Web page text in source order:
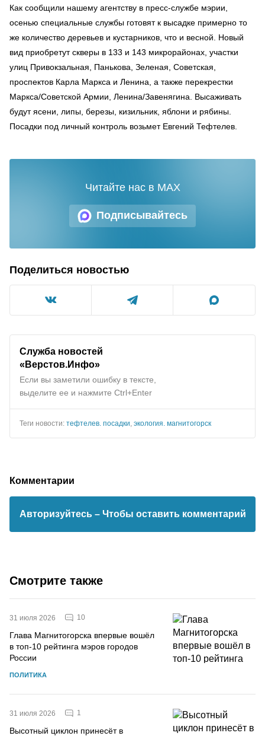
Как сообщили нашему агентству в пресс-службе мэрии,
осенью специальные службы готовят к высадке примерно то
же количество деревьев и кустарников, что и весной. Новый
вид приобретут скверы в 133 и 143 микрорайонах, участки
улиц Привокзальная, Панькова, Зеленая, Советская,
проспектов Карла Маркса и Ленина, а также перекрестки
Маркса/Советской Армии, Ленина/Завенягина. Высаживать
будут ясени, липы, березы, кизильник, яблони и рябины.
Посадки под личный контроль возьмет Евгений Тефтелев.
Подписывайтесь
Читайте нас в MAX
Поделиться новостью
Служба новостей
«Верстов.Инфо»
Если вы заметили ошибку в тексте,
выделите ее и нажмите Ctrl+Enter
Теги новости: тефтелев. посадки экология. магнитогорск
Комментарии
Авторизуйтесь – Чтобы оставить комментарий
Смотрите также
31 июля 2026 10
Глава Магнитогорска впервые вошёл
в топ-10 рейтинга мэров городов
России
ПОЛИТИКА
31 июля 2026 1
Высотный циклон принесёт в